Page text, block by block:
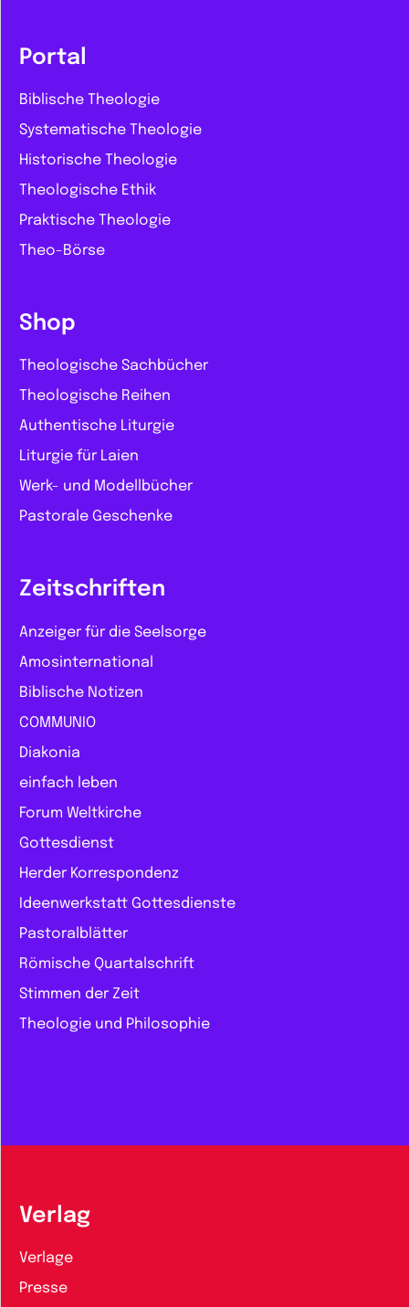
Portal
Biblische Theologie
Systematische Theologie
Historische Theologie
Theologische Ethik
Praktische Theologie
Theo-Börse
Shop
Theologische Sachbücher
Theologische Reihen
Authentische Liturgie
Liturgie für Laien
Werk- und Modellbücher
Pastorale Geschenke
Zeitschriften
Anzeiger für die Seelsorge
Amosinternational
Biblische Notizen
COMMUNIO
Diakonia
einfach leben
Forum Weltkirche
Gottesdienst
Herder Korrespondenz
Ideenwerkstatt Gottesdienste
Pastoralblätter
Römische Quartalschrift
Stimmen der Zeit
Theologie und Philosophie
Verlag
Verlage
Presse